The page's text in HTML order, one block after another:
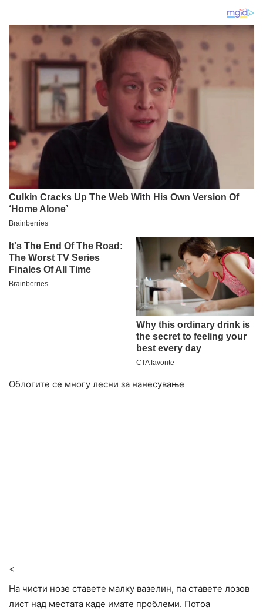
Облогите се многу лесни за нанесување
<
На чисти нозе ставете малку вазелин, па ставете лозов
лист над местата каде имате проблеми. Потоа